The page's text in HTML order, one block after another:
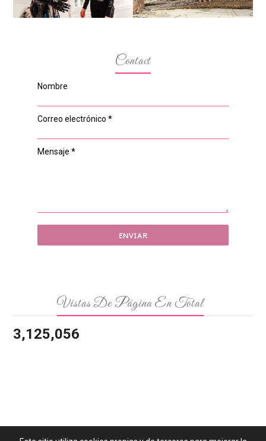
Contact
Nombre
Correo electrónico *
Mensaje *
Vistas De Página En Total
3,125,056